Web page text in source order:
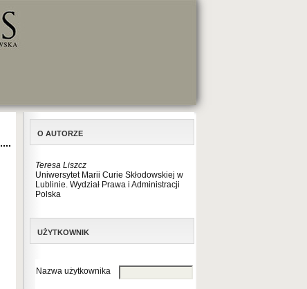
O AUTORZE
Teresa Liszcz
Uniwersytet Marii Curie Skłodowskiej w
Lublinie. Wydział Prawa i Administracji
Polska
UŻYTKOWNIK
Nazwa użytkownika